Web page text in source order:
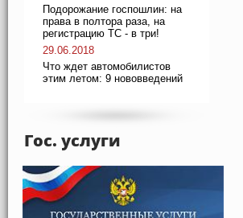
Подорожание госпошлин: на
права в полтора раза, на
регистрацию ТС - в три!
29.06.2018
Что ждет автомобилистов
этим летом: 9 нововведений
Гос. услуги